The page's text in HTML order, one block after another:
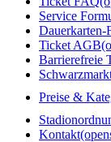
Service
Dauerkarten-
Ticket AGB
Barrierefreie
Preise &
Kontakt